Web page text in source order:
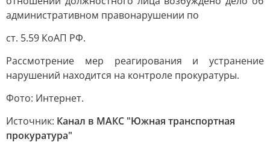
административном правонарушении по
ст. 5.59 КоАП РФ.
Рассмотрение мер реагирования и устранение
нарушений находится на контроле прокуратуры.
Фото: Интернет.
Источник: Канал в МАКС "Южная транспортная
прокуратура"